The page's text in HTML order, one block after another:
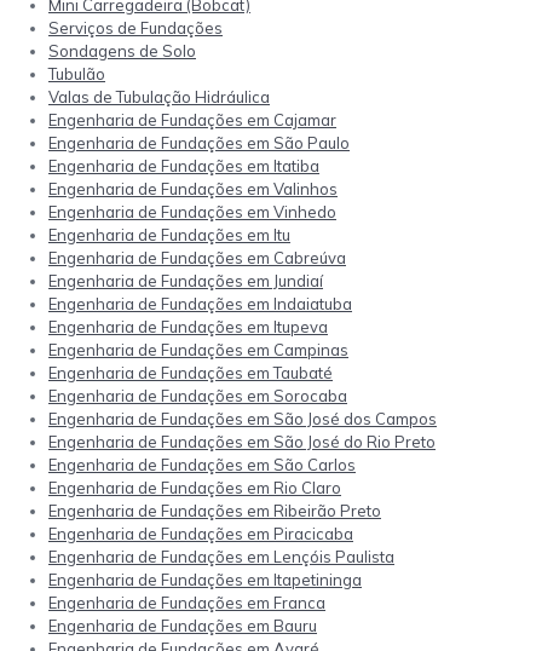
Mini Carregadeira (Bobcat)
Serviços de Fundações
Sondagens de Solo
Tubulão
Valas de Tubulação Hidráulica
Engenharia de Fundações em Cajamar
Engenharia de Fundações em São Paulo
Engenharia de Fundações em Itatiba
Engenharia de Fundações em Valinhos
Engenharia de Fundações em Vinhedo
Engenharia de Fundações em Itu
Engenharia de Fundações em Cabreúva
Engenharia de Fundações em Jundiaí
Engenharia de Fundações em Indaiatuba
Engenharia de Fundações em Itupeva
Engenharia de Fundações em Campinas
Engenharia de Fundações em Taubaté
Engenharia de Fundações em Sorocaba
Engenharia de Fundações em São José dos Campos
Engenharia de Fundações em São José do Rio Preto
Engenharia de Fundações em São Carlos
Engenharia de Fundações em Rio Claro
Engenharia de Fundações em Ribeirão Preto
Engenharia de Fundações em Piracicaba
Engenharia de Fundações em Lençóis Paulista
Engenharia de Fundações em Itapetininga
Engenharia de Fundações em Franca
Engenharia de Fundações em Bauru